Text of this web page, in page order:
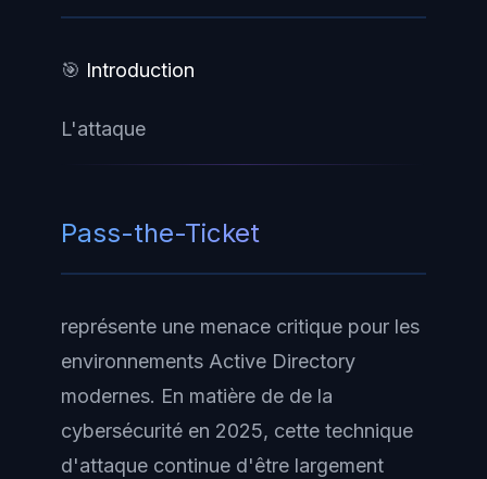
configurations par defaut sont
excessifs repandus et les
techniques d'exploitation bien
cible privilegiee pour les
🎯 Introduction
L'attaque
Pass-the-Ticket
représente une menace critique pour les
environnements Active Directory
modernes. En matière de de la
cybersécurité en 2025, cette technique
d'attaque continue d'être largement